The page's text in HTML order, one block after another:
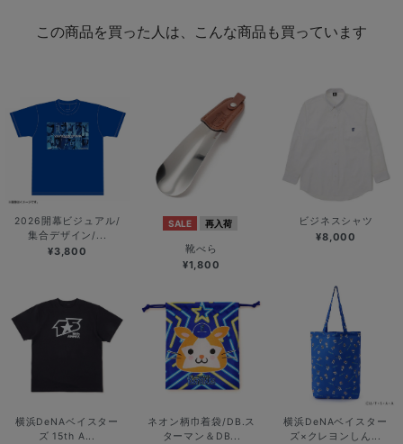
この商品を買った人は、こんな商品も買っています
2026開幕ビジュアル/
集合デザイン/...
¥3,800
SALE 再入荷
靴べら
¥1,800
ビジネスシャツ
¥8,000
横浜DeNAベイスター
ズ 15th A...
ネオン柄巾着袋/DB.ス
ターマン＆DB...
横浜DeNAベイスター
ズ×クレヨンしん...